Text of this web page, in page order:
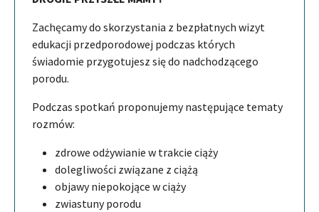
Zachęcamy do skorzystania z bezpłatnych wizyt
edukacji przedporodowej podczas których
świadomie przygotujesz się do nadchodzącego
porodu.
Podczas spotkań proponujemy następujące tematy
rozmów:
zdrowe odżywianie w trakcie ciąży
dolegliwości związane z ciążą
objawy niepokojące w ciąży
zwiastuny porodu